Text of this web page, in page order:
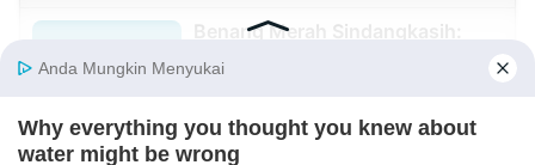
Benang Merah Sindangkasih:
KDM